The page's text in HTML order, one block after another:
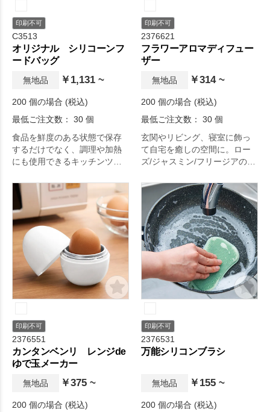
印刷不可
C3513
オリジナル シリコーンフ
ードバッグ
無地品 ￥1,131 ~
200 個の場合 (税込)
最低ご注文数： 30 個
食品を鮮度のある状態で保存
するだけでなく、調理や加熱
にも使用できるキッチンツー
印刷不可
2376621
フラワーアロマディフュー
ザー
無地品 ￥314 ~
200 個の場合 (税込)
最低ご注文数： 30 個
玄関やリビング、寝室に飾っ
て自宅を癒しの空間に。ロー
ズ/ジャスミン/フリージアの3
ザーです。
印刷不可
2376551
カンタンベンリ レンジde
ゆで玉メーカー
無地品 ￥375 ~
200 個の場合 (税込)
印刷不可
2376531
万能シリコンブラシ
無地品 ￥155 ~
200 個の場合 (税込)